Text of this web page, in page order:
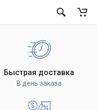
Быстрая доставка
В день заказа